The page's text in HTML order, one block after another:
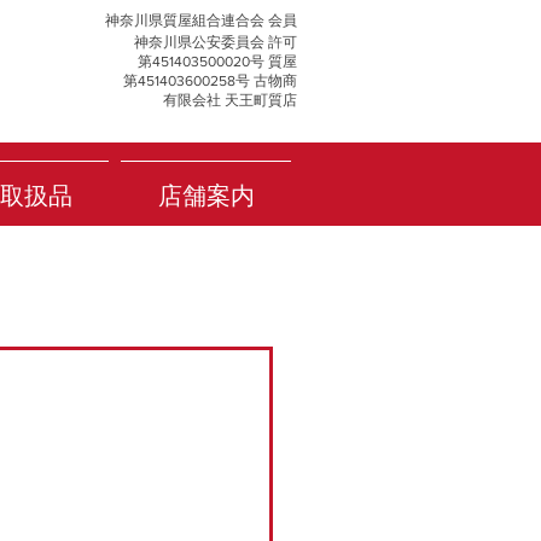
神奈川県質屋組合連合会 会員
神奈川県公安委員会 許可
第451403500020号 質屋
第451403600258号 古物商
有限会社 天王町質店
扱品 店舗案内